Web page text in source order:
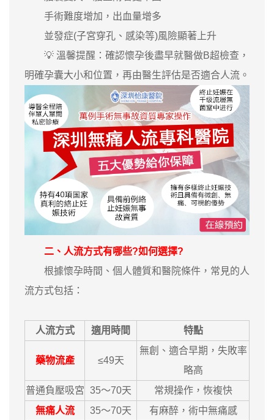
手術難度增加，出血量增多
並發症(子宮穿孔、感染等)風險顯著上升
💡 溫馨提醒：確認懷孕後盡早就醫做B超檢查，
明確孕囊大小和位置，再由醫生評估是否適合人流。
二、人流方式有哪些?如何選擇?
根據懷孕時間、個人體質和醫院條件，常見的人
流方式包括：
人流方式 適用時間 特點
藥物流產 ≤49天
無創、適合早期，失敗率
略高
普通負壓吸宮 35～70天
常規操作，恢複快
無痛人流
35～70天
有麻醉，術中無痛感